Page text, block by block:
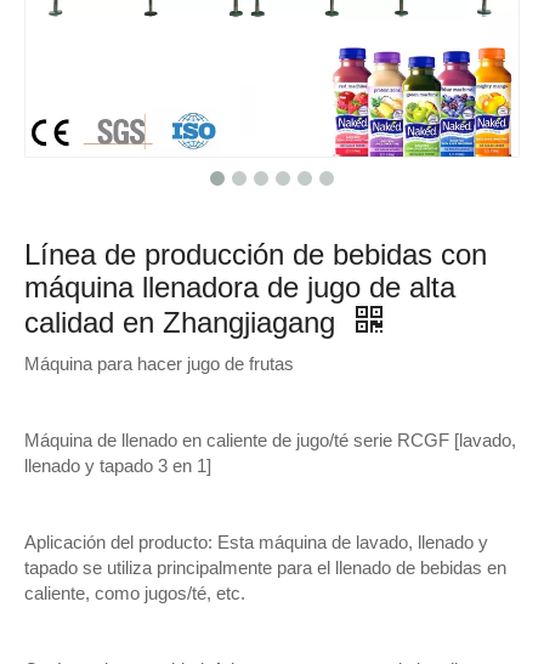
Línea de producción de bebidas con
máquina llenadora de jugo de alta
calidad en Zhangjiagang
Máquina para hacer jugo de frutas
Máquina de llenado en caliente de jugo/té serie RCGF [lavado,
llenado y tapado 3 en 1]
Aplicación del producto: Esta máquina de lavado, llenado y
tapado se utiliza principalmente para el llenado de bebidas en
caliente, como jugos/té, etc.